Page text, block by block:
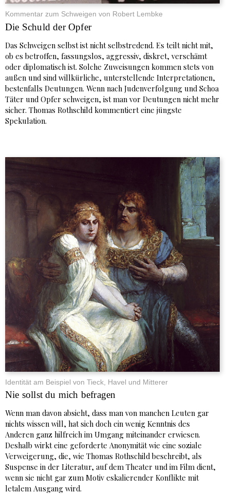
Kommentar zum Schweigen von Robert Lembke
Die Schuld der Opfer
Das Schweigen selbst ist nicht selbstredend. Es teilt nicht mit,
ob es betroffen, fassungslos, aggressiv, diskret, verschämt
oder diplomatisch ist. Solche Zuweisungen kommen stets von
außen und sind willkürliche, unterstellende Interpretationen,
bestenfalls Deutungen. Wenn nach Judenverfolgung und Schoa
Täter und Opfer schweigen, ist man vor Deutungen nicht mehr
sicher. Thomas Rothschild kommentiert eine jüngste
Spekulation.
Identität am Beispiel von Tieck, Havel und Mitterer
Nie sollst du mich befragen
Wenn man davon absieht, dass man von manchen Leuten gar
nichts wissen will, hat sich doch ein wenig Kenntnis des
Anderen ganz hilfreich im Umgang miteinander erwiesen.
Deshalb wirkt eine geforderte Anonymität wie eine soziale
Verweigerung, die, wie Thomas Rothschild beschreibt, als
Suspense in der Literatur, auf dem Theater und im Film dient,
wenn sie nicht gar zum Motiv eskalierender Konflikte mit
letalem Ausgang wird.